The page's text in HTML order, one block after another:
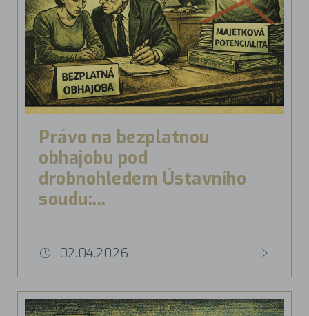
Právo na bezplatnou
obhajobu pod
drobnohledem Ústavního
soudu:...
02.04.2026